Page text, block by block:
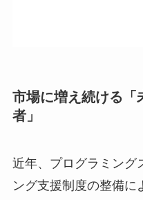
市場に増え続ける「
者」
近年、プログラミング
ング支援制度の整備に